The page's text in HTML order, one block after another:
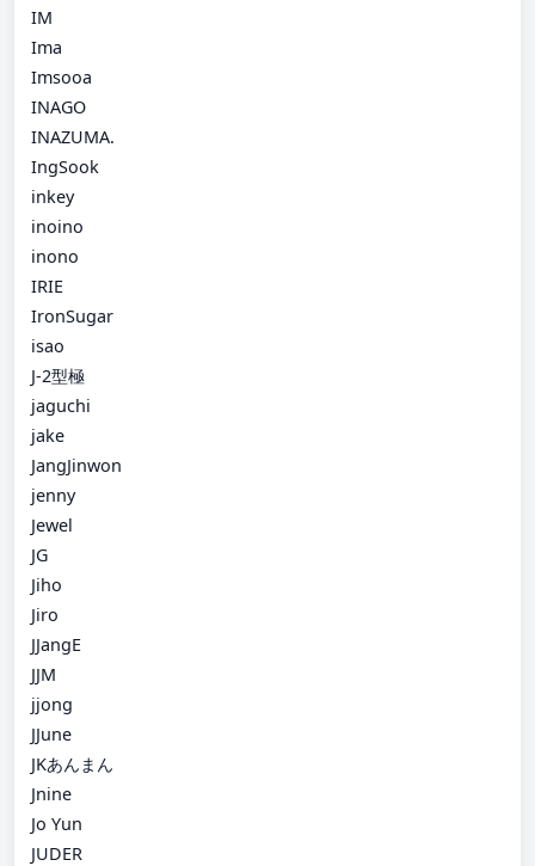
IM
Ima
Imsooa
INAGO
INAZUMA.
IngSook
inkey
inoino
inono
IRIE
IronSugar
isao
J-2型極
jaguchi
jake
JangJinwon
jenny
Jewel
JG
Jiho
Jiro
JJangE
JJM
jjong
JJune
JKあんまん
Jnine
Jo Yun
JUDER